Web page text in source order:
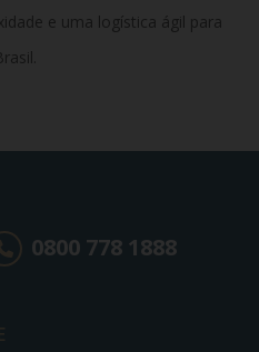
e uma logística ágil para
0800 778 1888